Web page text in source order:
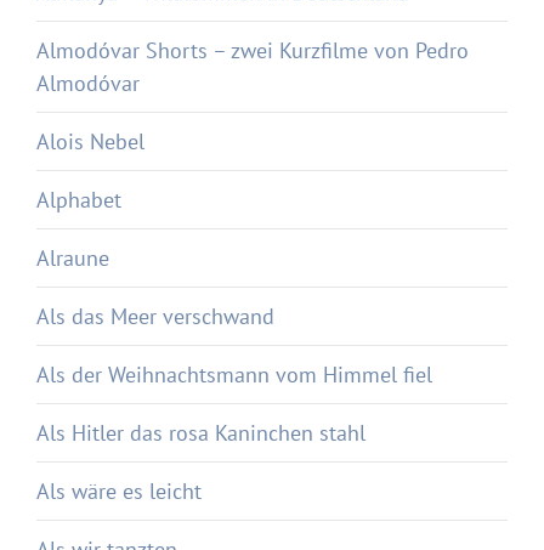
Almodóvar Shorts – zwei Kurzfilme von Pedro
Almodóvar
Alois Nebel
Alphabet
Alraune
Als das Meer verschwand
Als der Weihnachtsmann vom Himmel fiel
Als Hitler das rosa Kaninchen stahl
Als wäre es leicht